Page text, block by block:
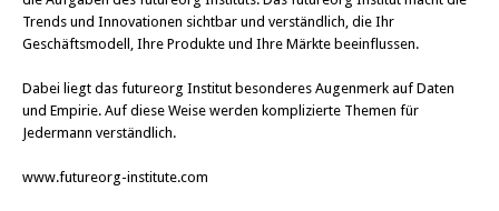
Trends und Innovationen sichtbar und verständlich, die Ihr
Geschäftsmodell, Ihre Produkte und Ihre Märkte beeinflussen.
Dabei liegt das futureorg Institut besonderes Augenmerk auf Daten
und Empirie. Auf diese Weise werden komplizierte Themen für
Jedermann verständlich.
www.futureorg-institute.com